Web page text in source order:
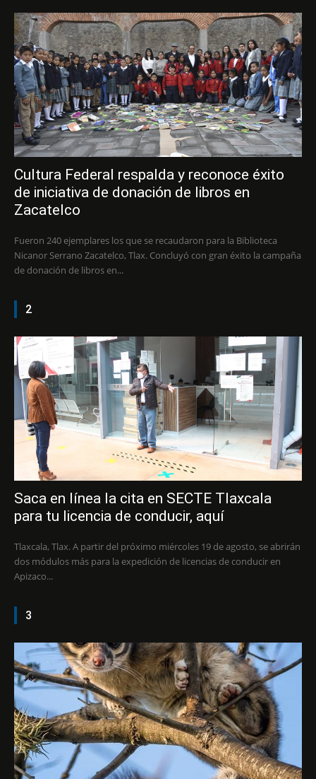
Cultura Federal respalda y reconoce éxito
de iniciativa de donación de libros en
Zacatelco
Fueron 240 ejemplares los que se recaudaron para la Biblioteca
Nicanor Serrano Zacatelco, Tlax. Concluyó con gran éxito la campaña
de donación de libros en...
2
Saca en línea la cita en SECTE Tlaxcala
para tu licencia de conducir, aquí
Tlaxcala, Tlax. A partir del próximo miércoles 19 de agosto, se abrirán
dos módulos más para la expedición de licencias de conducir en
Apizaco...
3